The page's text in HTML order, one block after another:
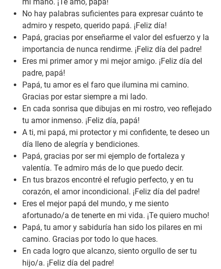
No hay palabras suficientes para expresar cuánto te
admiro y respeto, querido papá. ¡Feliz día!
Papá, gracias por enseñarme el valor del esfuerzo y la
importancia de nunca rendirme. ¡Feliz día del padre!
Eres mi primer amor y mi mejor amigo. ¡Feliz día del
padre, papá!
Papá, tu amor es el faro que ilumina mi camino.
Gracias por estar siempre a mi lado.
En cada sonrisa que dibujas en mi rostro, veo reflejado
tu amor inmenso. ¡Feliz día, papá!
A ti, mi papá, mi protector y mi confidente, te deseo un
día lleno de alegría y bendiciones.
Papá, gracias por ser mi ejemplo de fortaleza y
valentía. Te admiro más de lo que puedo decir.
En tus brazos encontré el refugio perfecto, y en tu
corazón, el amor incondicional. ¡Feliz día del padre!
Eres el mejor papá del mundo, y me siento
afortunado/a de tenerte en mi vida. ¡Te quiero mucho!
Papá, tu amor y sabiduría han sido los pilares en mi
camino. Gracias por todo lo que haces.
En cada logro que alcanzo, siento orgullo de ser tu
hijo/a. ¡Feliz día del padre!